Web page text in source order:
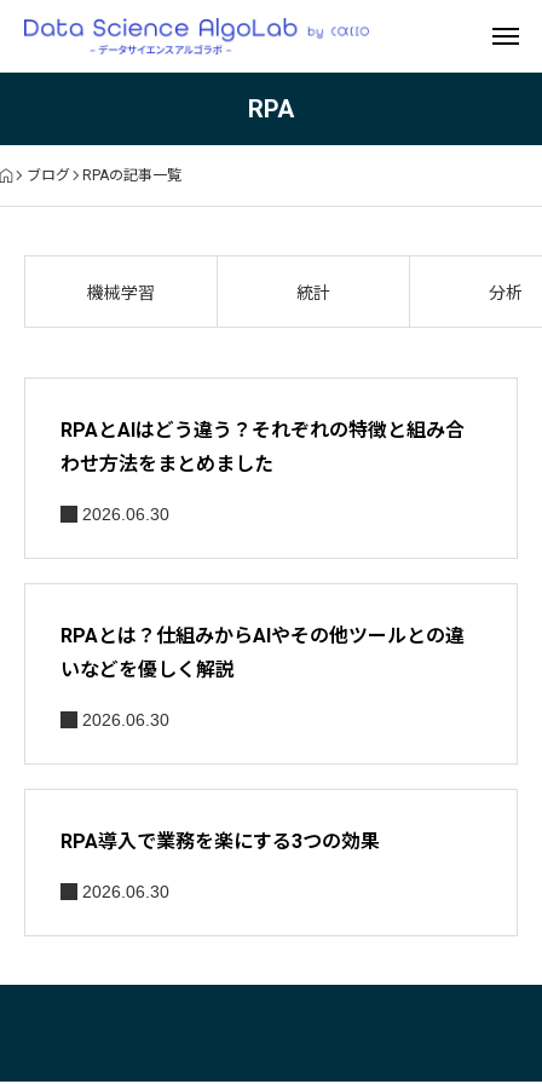
RPA
ブログ RPAの記事一覧
機械学習 統計 分析
RPAとAIはどう違う？それぞれの特徴と組み合
わせ方法をまとめました
2026.06.30
RPAとは？仕組みからAIやその他ツールとの違
いなどを優しく解説
2026.06.30
RPA導入で業務を楽にする3つの効果
2026.06.30